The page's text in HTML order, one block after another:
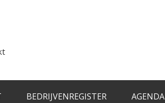
BEDRIJVENREGISTER AGENDA